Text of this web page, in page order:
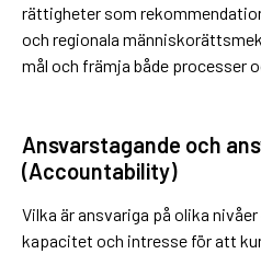
rättigheter som
och regionala
mål och främja både processer
Ansvarstagande och
(Accountability)
Vilka är ansvariga på olika
kapacitet och intresse för att